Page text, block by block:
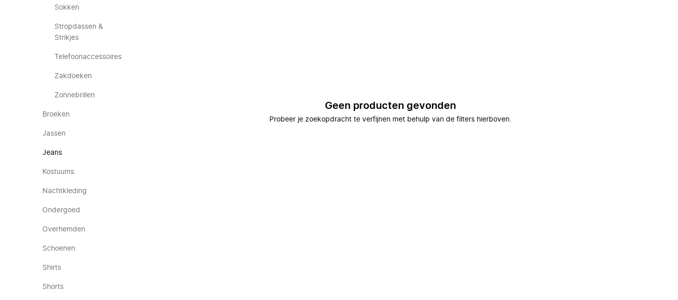
Sokken
Stropdassen &
Strikjes
Telefoonaccessoires
Zakdoeken
Zonnebrillen
Broeken
Jassen
Jeans
Kostuums
Nachtkleding
Ondergoed
Overhemden
Schoenen
Shirts
Shorts
Geen producten gevonden
Probeer je zoekopdracht te verfijnen met behulp van de filters hierboven.